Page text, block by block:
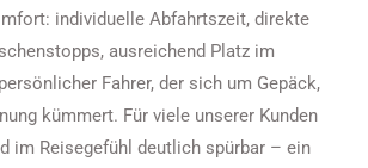
individuelle Abfahrtszeit, direkte
ausreichend Platz im
Fahrer, der sich um Gepäck,
kümmert. Für viele unserer Kunden
im Reisegefühl deutlich spürbar – ein